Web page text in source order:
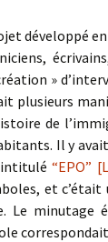
développé
»
plusieurs
de
Il y
intitulé“EPO”
et
minutage